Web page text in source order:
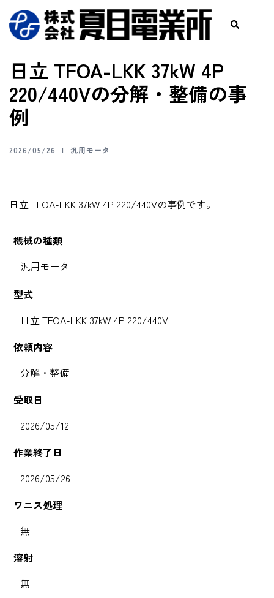
日立 TFOA-LKK 37kW 4P
220/440Vの分解・整備の事
例
2026/05/26 汎用モータ
日立 TFOA-LKK 37kW 4P 220/440Vの事例です。
機械の種類
汎用モータ
型式
日立 TFOA-LKK 37kW 4P 220/440V
依頼内容
分解・整備
受取日
2026/05/12
作業終了日
2026/05/26
ワニス処理
無
溶射
無